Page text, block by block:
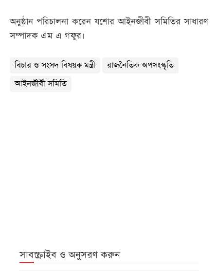
অনুষ্ঠান পরিচালনা করেন যশোর আইনজীবী সমিতির সাধারণ
সম্পাদক এম এ গফুর।
বিচার ও সংসদ বিষয়ক মন্ত্রী
রাজনৈতিক অপসংস্কৃতি
আইনজীবী সমিতি
সাবস্ক্রাইব ও অনুসরণ করুন